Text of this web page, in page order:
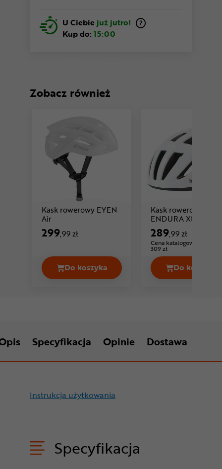
U Ciebie już jutro!
Kup do: 15:00
Zobacz również
Kask rowerowy EYEN
Air
Cena: 299 ,99 zł
299,99 zł
Do koszyka
Kask rowerowy EYEN Air Cena
Kask rowerowy
ENDURA Xtract II
289,99 zł
Cena katalogowa:
309 zł
Do koszyka
Kask
Specyfikacja Opinie Dostawa
Instrukcja użytkowania
Specyfikacja